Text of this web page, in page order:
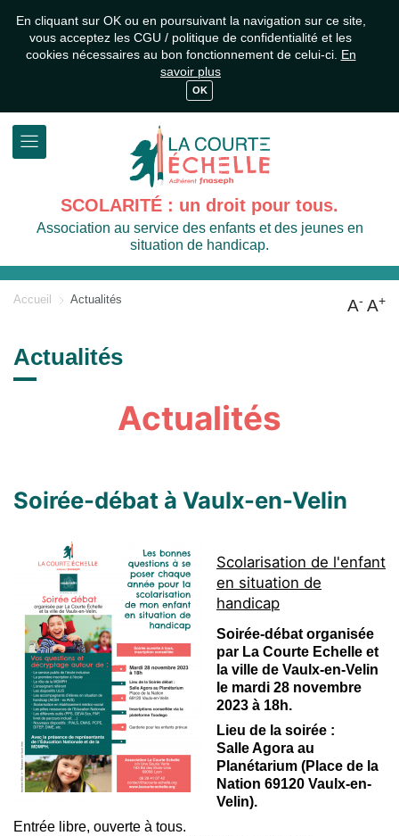
En cliquant sur OK ou en poursuivant la navigation sur ce site,
vous acceptez les CGU / politique de confidentialité et les
cookies nécessaires au bon fonctionnement de celui-ci. En
savoir plus
OK
SCOLARITÉ : un droit pour tous.
Association au service des enfants et des jeunes en
situation de handicap.
Accueil Actualités A- A+
Actualités
Actualités
Soirée-débat à Vaulx-en-Velin
Scolarisation de l'enfant
en situation de
handicap
Soirée-débat organisée
par La Courte Echelle et
la ville de Vaulx-en-Velin
le mardi 28 novembre
2023 à 18h.
Lieu de la soirée :
Salle Agora au
Planétarium (Place de la
Nation 69120 Vaulx-en-
Velin).
Entrée libre, ouverte à tous.